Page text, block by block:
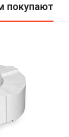
покупают